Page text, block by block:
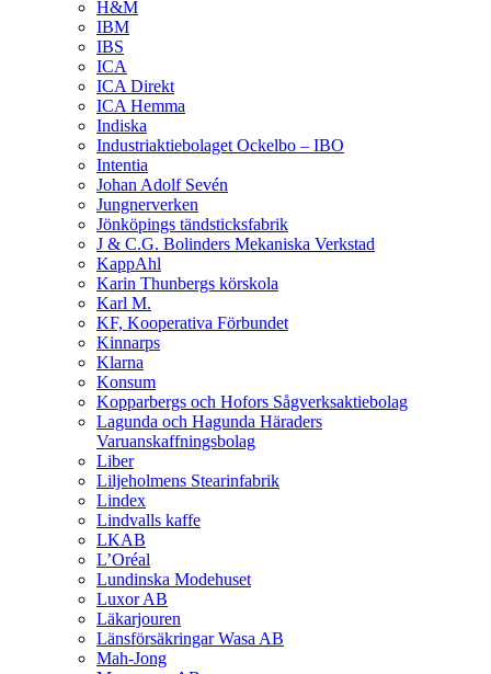
H&M
IBM
IBS
ICA
ICA Direkt
ICA Hemma
Indiska
Industriaktiebolaget Ockelbo – IBO
Intentia
Johan Adolf Sevén
Jungnerverken
Jönköpings tändsticksfabrik
J & C.G. Bolinders Mekaniska Verkstad
KappAhl
Karin Thunbergs körskola
Karl M.
KF, Kooperativa Förbundet
Kinnarps
Klarna
Konsum
Kopparbergs och Hofors Sågverksaktiebolag
Lagunda och Hagunda Häraders
Varuanskaffningsbolag
Liber
Liljeholmens Stearinfabrik
Lindex
Lindvalls kaffe
LKAB
L’Oréal
Lundinska Modehuset
Luxor AB
Läkarjouren
Länsförsäkringar Wasa AB
Mah-Jong